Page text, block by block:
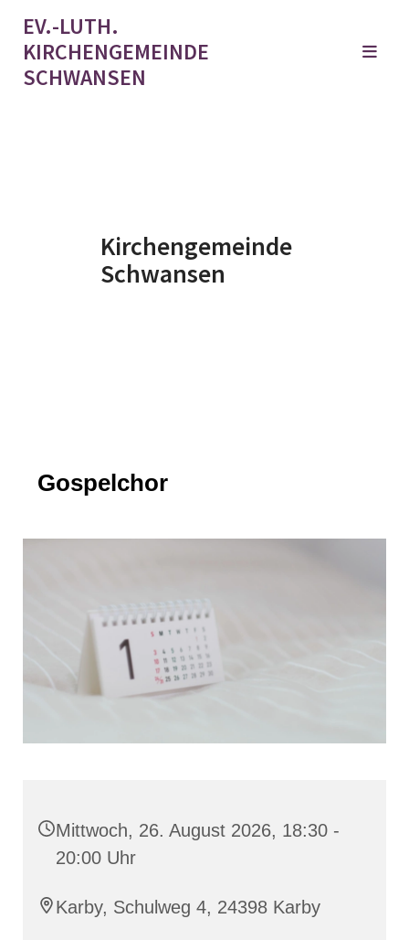
EV.-LUTH.
KIRCHENGEMEINDE
SCHWANSEN
Kirchengemeinde
Schwansen
Gospelchor
Mittwoch, 26. August 2026, 18:30 -
20:00 Uhr
Karby, Schulweg 4, 24398 Karby